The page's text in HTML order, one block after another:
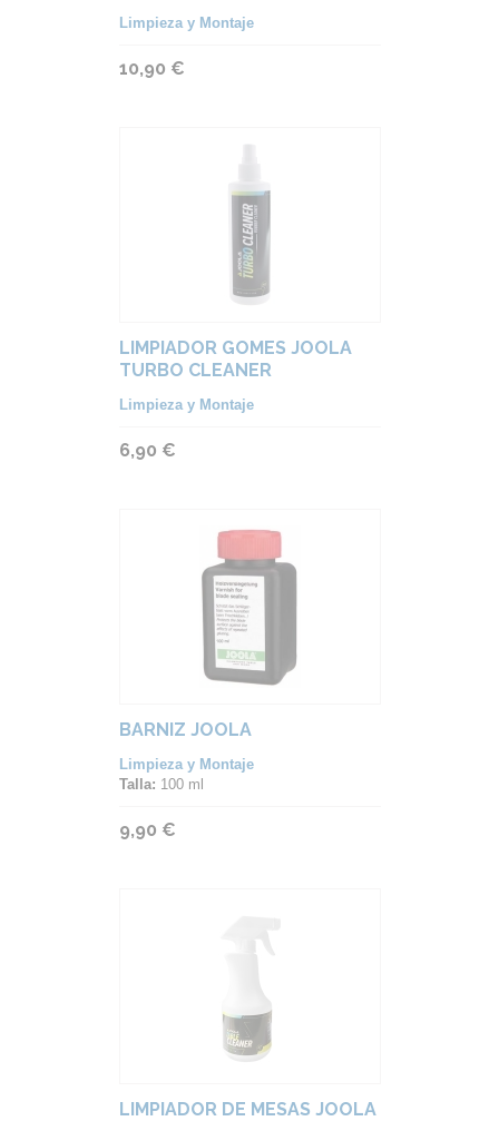
Limpieza y Montaje
10,90 €
LIMPIADOR GOMES JOOLA
TURBO CLEANER
Limpieza y Montaje
6,90 €
BARNIZ JOOLA
Limpieza y Montaje
Talla: 100 ml
9,90 €
LIMPIADOR DE MESAS JOOLA